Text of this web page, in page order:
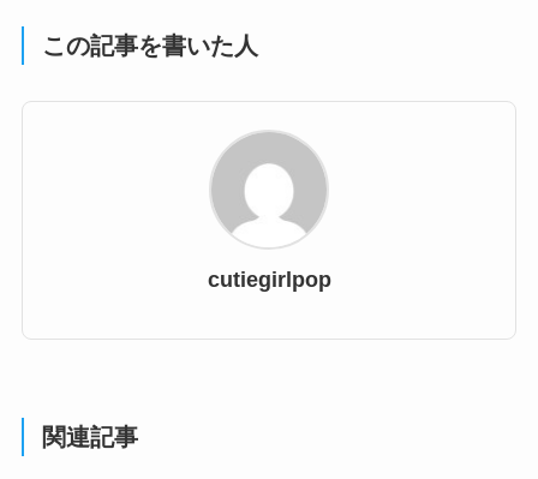
この記事を書いた人
cutiegirlpop
関連記事